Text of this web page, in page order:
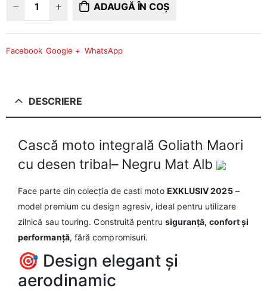
ADAUGĂ ÎN COȘ
Facebook Google + WhatsApp
DESCRIERE
Cască moto integrală Goliath Maori
cu desen tribal– Negru Mat Alb
Face parte din colecția de casti moto EXKLUSIV 2025–
model premium cu design agresiv, ideal pentru utilizare
zilnică sau touring. Construită pentru siguranță, confort și
performanță, fără compromisuri.
🎯 Design elegant și
aerodinamic